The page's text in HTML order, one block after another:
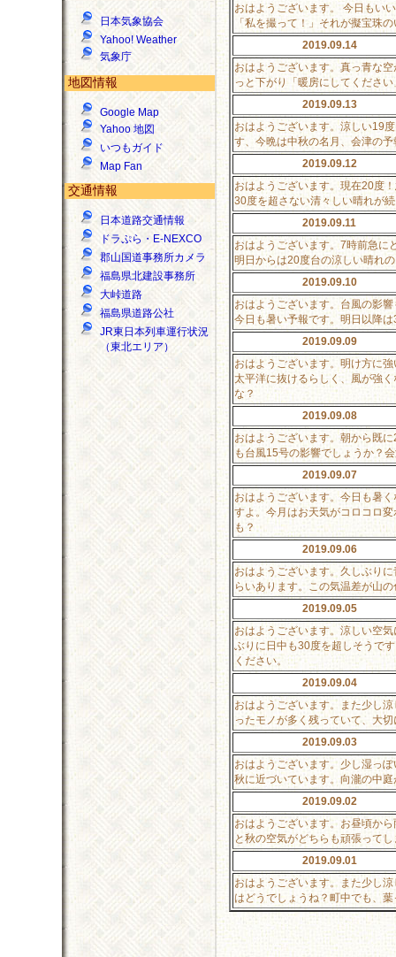
日本気象協会
Yahoo! Weather
気象庁
地図情報
Google Map
Yahoo 地図
いつもガイド
Map Fan
交通情報
日本道路交通情報
ドラぷら・E-NEXCO
郡山国道事務所カメラ
福島県北建設事務所
大峠道路
福島県道路公社
JR東日本列車運行状況
（東北エリア）
おはようございます。 今日もい
「私を撮って！」それが擬宝珠
2019.09.14
おはようございます。真っ青な
っと下がり「暖房にしてくださ
2019.09.13
おはようございます。涼しい19
す、今晩は中秋の名月、会津の
2019.09.12
おはようございます。現在20度
30度を超さない清々しい晴れが
2019.09.11
おはようございます。7時前急に
明日からは20度台の涼しい晴れ
2019.09.10
おはようございます。台風の影
今日も暑い予報です。明日以降
2019.09.09
おはようございます。明け方に
太平洋に抜けるらしく、風が強
な？
2019.09.08
おはようございます。朝から既
も台風15号の影響でしょうか？
2019.09.07
おはようございます。今日も暑
すよ。今月はお天気がコロコロ
も？
2019.09.06
おはようございます。久しぶり
らいあります。この気温差が山
2019.09.05
おはようございます。涼しい空
ぶりに日中も30度を超しそうで
ください。
2019.09.04
おはようございます。また少し
ったモノが多く残っていて、大
2019.09.03
おはようございます。少し湿っ
秋に近づいています。向瀧の中
2019.09.02
おはようございます。お昼頃か
と秋の空気がどちらも頑張って
2019.09.01
おはようございます。また少し
はどうでしょうね？町中でも、